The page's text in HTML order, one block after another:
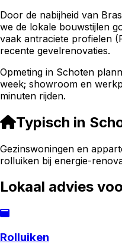
Door de nabijheid van
we de lokale bouwstijlen
vaak antraciete profielen
recente gevelrenovaties.
Opmeting in Schoten
week; showroom en
minuten rijden.
Typisch in
Gezinswoningen en
rolluiken bij energie-
Lokaal advies
Rolluiken